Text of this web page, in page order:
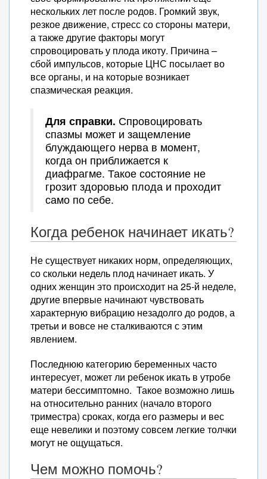
нескольких лет после родов. Громкий звук,
резкое движение, стресс со стороны матери,
а также другие факторы могут
спровоцировать у плода икоту. Причина –
сбой импульсов, которые ЦНС посылает во
все органы, и на которые возникает
спазмическая реакция.
Для справки. Спровоцировать
спазмы может и защемление
блуждающего нерва в момент,
когда он приближается к
диафрагме. Такое состояние не
грозит здоровью плода и проходит
само по себе.
Когда ребенок начинает икать?
Не существует никаких норм, определяющих,
со скольки недель плод начинает икать. У
одних женщин это происходит на 25-й неделе,
другие впервые начинают чувствовать
характерную вибрацию незадолго до родов, а
третьи и вовсе не сталкиваются с этим
явлением.
Последнюю категорию беременных часто
интересует, может ли ребенок икать в утробе
матери бессимптомно. Такое возможно лишь
на относительно ранних (начало второго
триместра) сроках, когда его размеры и вес
еще невелики и поэтому совсем легкие толчки
могут не ощущаться.
Чем можно помочь?